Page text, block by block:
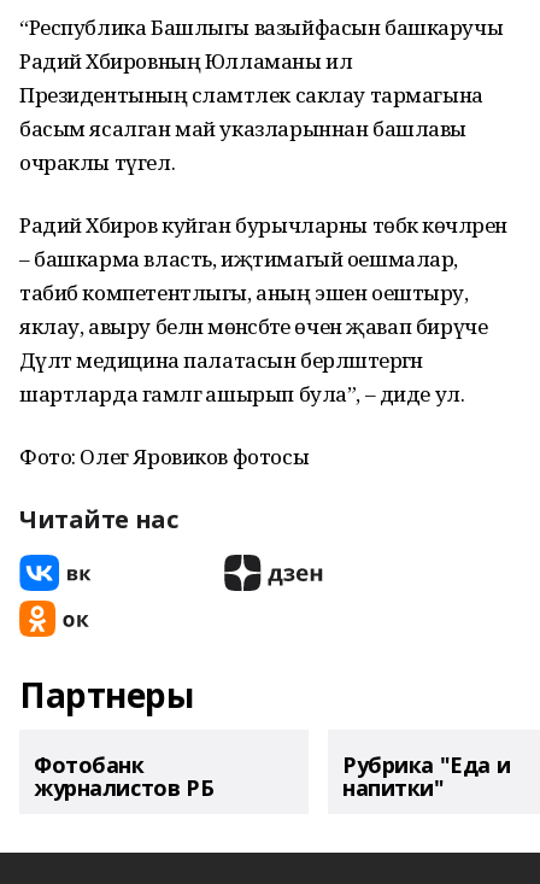
“Республика Башлыгы вазыйфасын башкаручы
Радий Хәбировның Юлламаны ил
Президентының сәламәтлек саклау тармагына
басым ясалган май указларыннан башлавы
очраклы түгел.
Радий Хәбиров куйган бурычларны төбәк көчләрен
– башкарма власть, иҗтимагый оешмалар,
табиб компетентлыгы, аның эшен оештыру,
яклау, авыру белән мөнәсәбәте өчен җавап бирүче
Дәүләт медицина палатасын берләштергән
шартларда гамәлгә ашырып була”, – диде ул.
Фото: Олег Яровиков фотосы
Читайте нас
Партнеры
Фотобанк
журналистов РБ
Рубрика "Еда и
напитки"